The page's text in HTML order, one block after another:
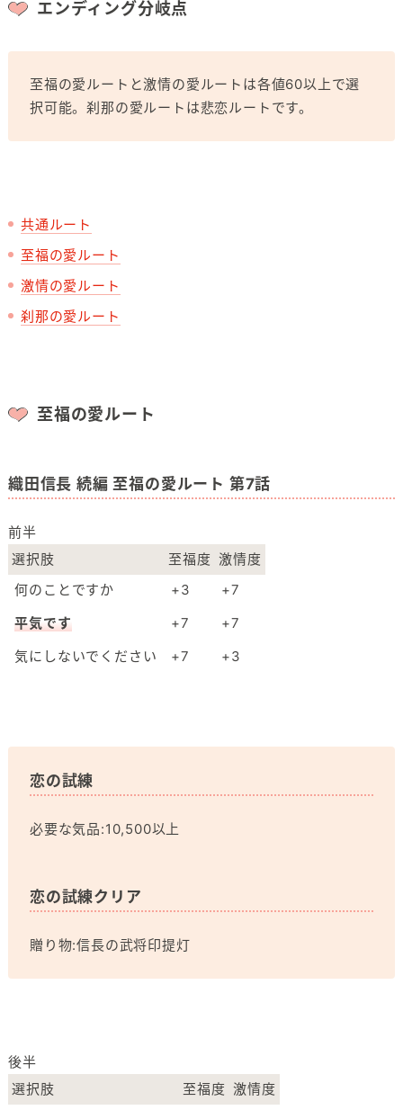
エンディング分岐点
至福の愛ルートと激情の愛ルートは各値60以上で選
択可能。刹那の愛ルートは悲恋ルートです。
共通ルート
至福の愛ルート
激情の愛ルート
刹那の愛ルート
至福の愛ルート
織田信長 続編 至福の愛ルート 第7話
選択肢 至福度 激情度
何のことですか
+3
+7
平気です
+7
+7
気にしないでください
+7 +3
前半
恋の試練
必要な気品:10,500以上
恋の試練クリア
贈り物:信長の武将印提灯
選択肢 至福度 激情度
後半